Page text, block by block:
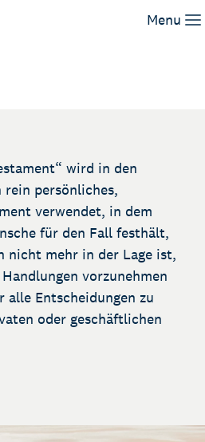
Menu
wird in den
persönliches,
verwendet, in dem
für den Fall festhält,
nicht mehr in der Lage ist,
vorzunehmen
alle Entscheidungen zu
oder geschäftlichen